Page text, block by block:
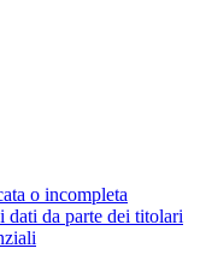
o incompleta
dati da parte dei titolari